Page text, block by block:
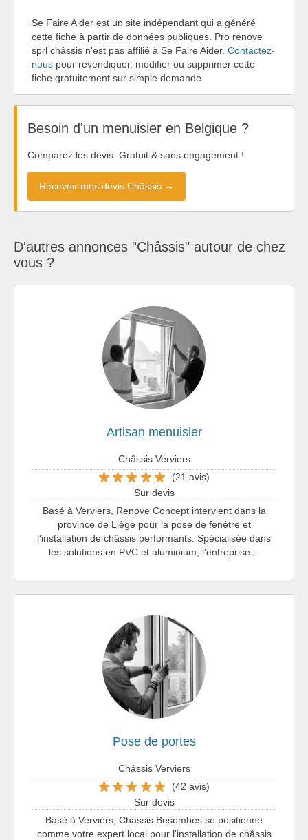
Se Faire Aider est un site indépendant qui a généré
cette fiche à partir de données publiques. Pro rénove
sprl châssis n'est pas affilié à Se Faire Aider. Contactez-
nous pour revendiquer, modifier ou supprimer cette
fiche gratuitement sur simple demande.
Besoin d'un menuisier en Belgique ?
Comparez les devis. Gratuit & sans engagement !
Recevoir mes devis Châssis →
D'autres annonces "Châssis" autour de chez
vous ?
Artisan menuisier
Châssis Verviers
(21 avis)
Sur devis
Basé à Verviers, Renove Concept intervient dans la
province de Liège pour la pose de fenêtre et
l'installation de châssis performants. Spécialisée dans
les solutions en PVC et aluminium, l'entreprise…
Pose de portes
Châssis Verviers
(42 avis)
Sur devis
Basé à Verviers, Chassis Besombes se positionne
comme votre expert local pour l'installation de châssis